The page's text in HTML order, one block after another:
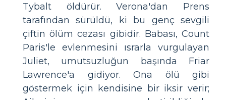
Tybalt öldürür. Verona'dan Prens
tarafından sürüldü, ki bu genç sevgili
çiftin ölüm cezası gibidir. Babası, Count
Paris'le evlenmesini ısrarla vurgulayan
Juliet, umutsuzluğun başında Friar
Lawrence'a gidiyor. Ona ölü gibi
göstermek için kendisine bir iksir verir;